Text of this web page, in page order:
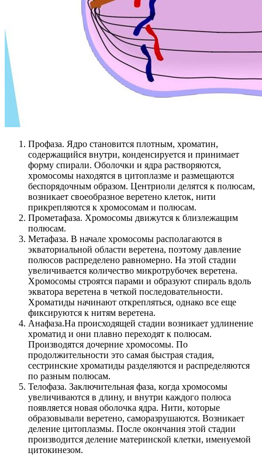
Профаза. Ядро становится плотным, хроматин,
содержащийся внутри, конденсируется и принимает
форму спирали. Оболочки и ядра растворяются,
хромосомы находятся в цитоплазме и размещаются
беспорядочным образом. Центриоли делятся к полюсам,
возникает своеобразное веретено клеток, нити
прикрепляются к хромосомам и полюсам.
Прометафаза. Хромосомы движутся к близлежащим
полюсам.
Метафаза. В начале хромосомы располагаются в
экваториальной области веретена, поэтому давление
полюсов распределено равномерно. На этой стадии
увеличивается количество микротрубочек веретена.
Хромосомы строятся парами и образуют спираль вдоль
экватора веретена в четкой последовательности.
Хроматиды начинают открепляться, однако все еще
фиксируются к нитям веретена.
Анафаза.На происходящей стадии возникает удлинение
хроматид и они плавно переходят к полюсам.
Производятся дочерние хромосомы. По
продолжительности это самая быстрая стадия,
сестринские хроматиды разделяются и распределяются
по разным полюсам.
Телофаза. Заключительная фаза, когда хромосомы
увеличиваются в длину, и внутри каждого полюса
появляется новая оболочка ядра. Нити, которые
образовывали веретено, саморазрушаются. Возникает
деление цитоплазмы. После окончания этой стадии
производится деление материнской клетки, именуемой
цитокинезом.